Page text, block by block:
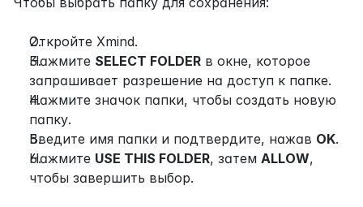
Откройте Xmind.
Нажмите SELECT FOLDER в окне, которое
запрашивает разрешение на доступ к папке.
Нажмите значок папки, чтобы создать новую
папку.
Введите имя папки и подтвердите, нажав OK.
Нажмите USE THIS FOLDER, затем ALLOW,
чтобы завершить выбор.